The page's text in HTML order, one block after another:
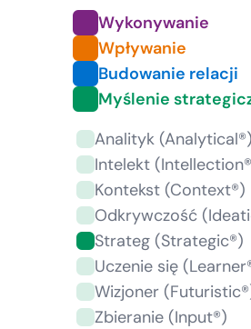
Wykonywanie
Wpływanie
Budowanie relacji
Myślenie
Analityk (Analytical®)
Intelekt
Kontekst (Context®)
Odkrywczość
Strateg (Strategic®)
Uczenie się
Wizjoner
Zbieranie (Input®)